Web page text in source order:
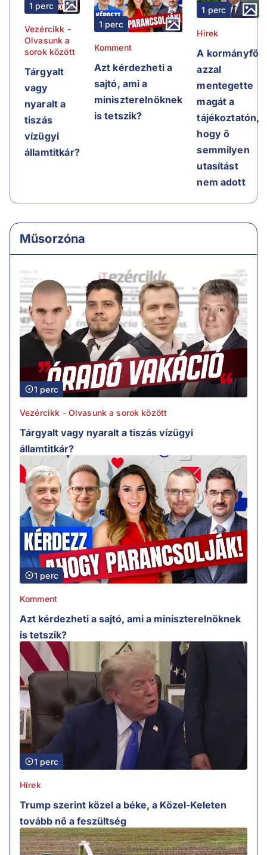
1 perc
Vezércikk -
Olvasunk a
sorok között
Tárgyalt
vagy
nyaralt a
tiszás
vízügyi
államtitkár?
1 perc
Komment
Azt kérdezheti a
sajtó, ami a
miniszterelnöknek
is tetszik?
1 perc
Hírek
A kormányfő
azzal
mentegette
magát a
tájékoztatón,
hogy ő
semmilyen
utasítást
nem adott
Műsorzóna
1 perc
Vezércikk - Olvasunk a sorok között
Tárgyalt vagy nyaralt a tiszás vízügyi
államtitkár?
1 perc
Komment
Azt kérdezheti a sajtó, ami a miniszterelnöknek
is tetszik?
1 perc
Hírek
Trump szerint közel a béke, a Közel-Keleten
tovább nő a feszültség